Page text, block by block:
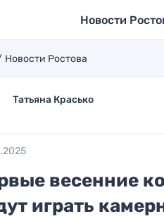
Новости
Новости Ростова
Татьяна Красько
весенние
играть